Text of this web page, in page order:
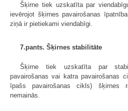
Šķirne tiek uzskatīta par
ievērojot šķirnes pavairošanas
ziņā ir pietiekami viendabīgi.
7.pants. Šķirnes stabilitāte
Šķirne tiek uzskatīta par
pavairošanas vai katra pavairošanas
īpašs pavairošanas cikls) šķirnes
nemainās.